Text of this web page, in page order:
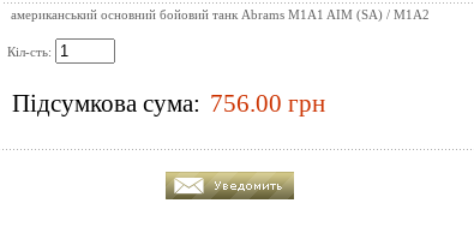
американський основний бойовий танк Abrams M1A1 AIM (SA) / M1A2
Кіл-сть:
Підсумкова сума: